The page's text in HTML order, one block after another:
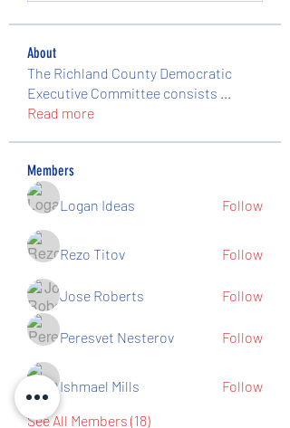
About
The Richland County Democratic
Executive Committee consists ...
Read more
Members
Logan Ideas
Follow
Rezo Titov Follow
Jose Roberts Follow
Peresvet Nesterov Follow
Ishmael Mills
Follow
See All Members (18)